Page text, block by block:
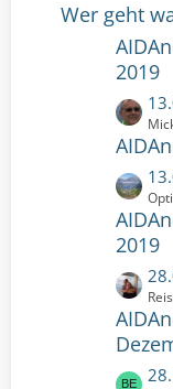
e
i
t
r
ä
g
e
t
e
B
i
t
r
ä
g
e
Wer geht
2019
L
e
t
t
e
B
e
i
t
r
ä
L
e
t
z
e
B
e
i
t
2019
L
e
t
z
e
L